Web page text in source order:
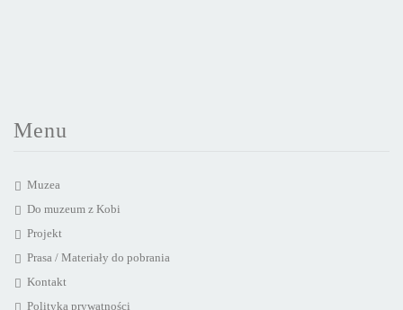
Menu
Muzea
Do muzeum z Kobi
Projekt
Prasa / Materiały do pobrania
Kontakt
Polityka prywatności